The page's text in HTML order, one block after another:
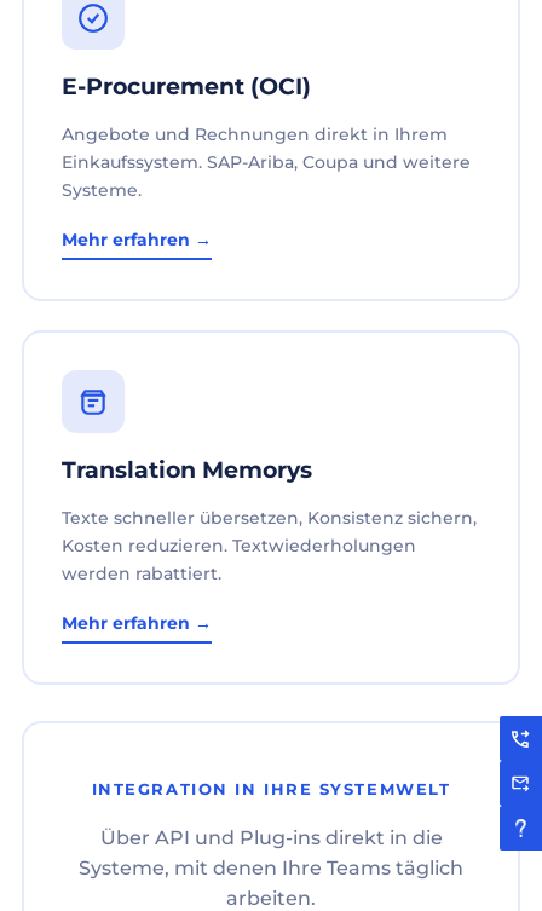
E-Procurement (OCI)
Angebote und Rechnungen direkt in Ihrem
Einkaufssystem. SAP-Ariba, Coupa und weitere
Systeme.
Mehr erfahren →
Translation Memorys
Texte schneller übersetzen, Konsistenz sichern,
Kosten reduzieren. Textwiederholungen
werden rabattiert.
Mehr erfahren →
INTEGRATION IN IHRE SYSTEMWELT
Über API und Plug-ins direkt in die
Systeme, mit denen Ihre Teams täglich
arbeiten.